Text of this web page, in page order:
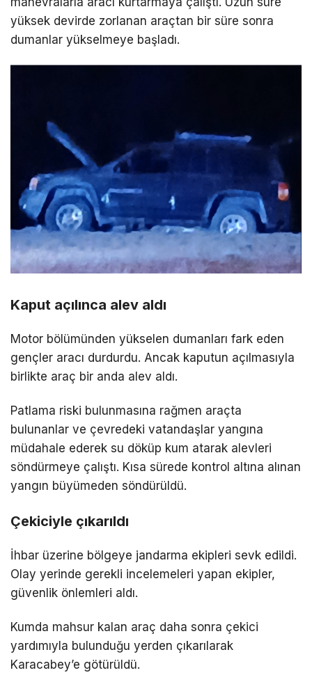
yüksek devirde zorlanan araçtan bir süre sonra
dumanlar yükselmeye başladı.
Kaput açılınca alev aldı
Motor bölümünden yükselen dumanları fark eden
gençler aracı durdurdu. Ancak kaputun açılmasıyla
birlikte araç bir anda alev aldı.
Patlama riski bulunmasına rağmen araçta
bulunanlar ve çevredeki vatandaşlar yangına
müdahale ederek su döküp kum atarak alevleri
söndürmeye çalıştı. Kısa sürede kontrol altına alınan
yangın büyümeden söndürüldü.
Çekiciyle çıkarıldı
İhbar üzerine bölgeye jandarma ekipleri sevk edildi.
Olay yerinde gerekli incelemeleri yapan ekipler,
güvenlik önlemleri aldı.
Kumda mahsur kalan araç daha sonra çekici
yardımıyla bulunduğu yerden çıkarılarak
Karacabey’e götürüldü.